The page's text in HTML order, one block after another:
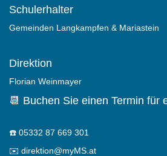
Schulerhalter
Gemeinden Langkampfen & Mariastein
Direktion
Florian Weinmayer
📆 Buchen Sie einen Termin für
☎️ 05332 87 669 301
✉️ direktion@myMS.at